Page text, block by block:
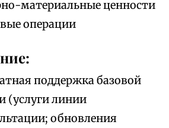
материальные ценности
операции
поддержка базовой
(услуги линии
обновления